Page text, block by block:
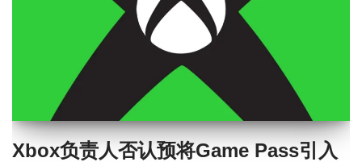
Xbox负责人否认预将Game Pass引入